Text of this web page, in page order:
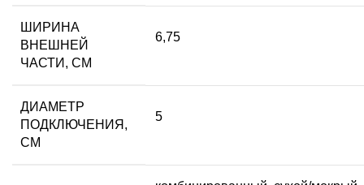
ШИРИНА
ВНЕШНЕЙ
ЧАСТИ, СМ
6,75
ДИАМЕТР
ПОДКЛЮЧЕНИЯ,
СМ
5